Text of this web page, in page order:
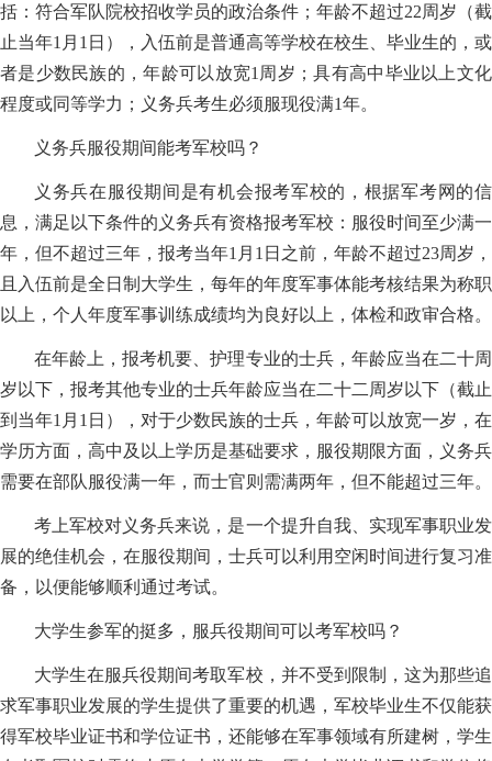
括：符合军队院校招收学员的政治条件；年龄不超过22周岁（截
止当年1月1日），入伍前是普通高等学校在校生、毕业生的，或
者是少数民族的，年龄可以放宽1周岁；具有高中毕业以上文化
程度或同等学力；义务兵考生必须服现役满1年。
义务兵服役期间能考军校吗？
义务兵在服役期间是有机会报考军校的，根据军考网的信
息，满足以下条件的义务兵有资格报考军校：服役时间至少满一
年，但不超过三年，报考当年1月1日之前，年龄不超过23周岁，
且入伍前是全日制大学生，每年的年度军事体能考核结果为称职
以上，个人年度军事训练成绩均为良好以上，体检和政审合格。
在年龄上，报考机要、护理专业的士兵，年龄应当在二十周
岁以下，报考其他专业的士兵年龄应当在二十二周岁以下（截止
到当年1月1日），对于少数民族的士兵，年龄可以放宽一岁，在
学历方面，高中及以上学历是基础要求，服役期限方面，义务兵
需要在部队服役满一年，而士官则需满两年，但不能超过三年。
考上军校对义务兵来说，是一个提升自我、实现军事职业发
展的绝佳机会，在服役期间，士兵可以利用空闲时间进行复习准
备，以便能够顺利通过考试。
大学生参军的挺多，服兵役期间可以考军校吗？
大学生在服兵役期间考取军校，并不受到限制，这为那些追
求军事职业发展的学生提供了重要的机遇，军校毕业生不仅能获
得军校毕业证书和学位证书，还能够在军事领域有所建树，学生